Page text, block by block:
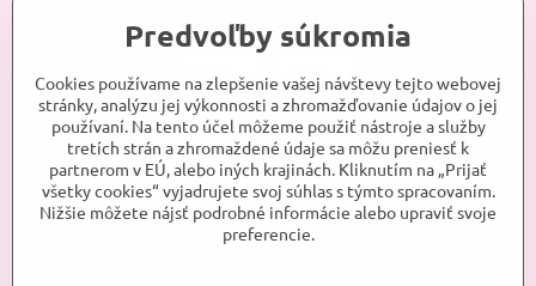
Predvoľby súkromia
Cookies používame na zlepšenie vašej návštevy tejto webovej
stránky, analýzu jej výkonnosti a zhromažďovanie údajov o jej
používaní. Na tento účel môžeme použiť nástroje a služby
tretích strán a zhromaždené údaje sa môžu preniesť k
partnerom v EÚ, alebo iných krajinách. Kliknutím na „Prijať
všetky cookies“ vyjadrujete svoj súhlas s týmto spracovaním.
Nižšie môžete nájsť podrobné informácie alebo upraviť svoje
preferencie.